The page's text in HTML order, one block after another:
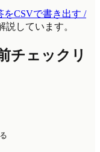
をCSVで書き出す /
説しています。
チェックリ